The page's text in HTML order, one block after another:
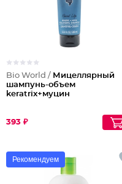
Bio World / Мицеллярный
шампунь-объем
keratrix+муцин
393 ₽
Рекомендуем